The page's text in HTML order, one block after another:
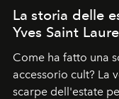
La storia delle
Yves Saint
Come ha fatto una
accessorio cult? La
scarpe dell'estate